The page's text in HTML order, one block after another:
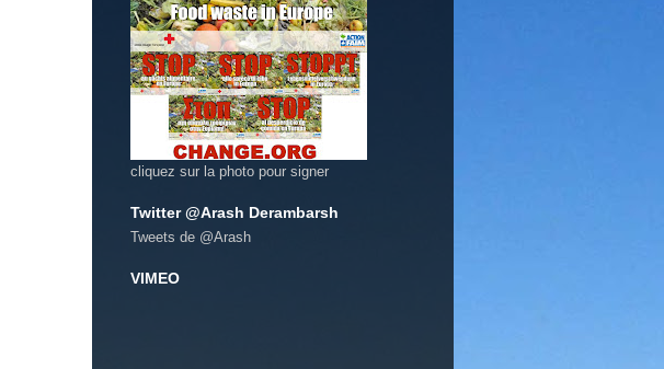
cliquez sur la photo pour signer
Twitter @Arash Derambarsh
Tweets de @Arash
VIMEO